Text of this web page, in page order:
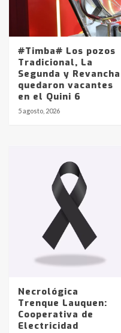
#Timba# Los pozos
Tradicional, La
Segunda y Revancha
quedaron vacantes
en el Quini 6
5 agosto, 2026
Necrológica
Trenque Lauquen:
Cooperativa de
Electricidad
Identidad
en la
Accidente
joven de
Los
La Pampa,
entre 857
La Bolsa
Blanca